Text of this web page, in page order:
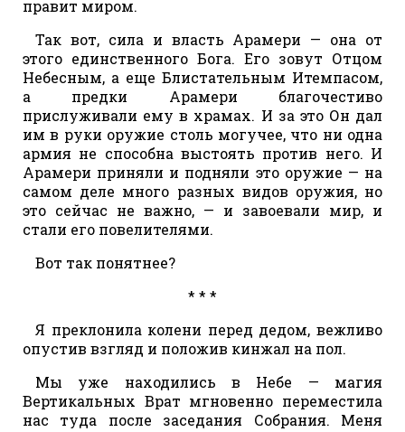
правит миром.
Так вот, сила и власть Арамери — она от
этого единственного Бога. Его зовут Отцом
Небесным, а еще Блистательным Итемпасом,
а предки Арамери благочестиво
прислуживали ему в храмах. И за это Он дал
им в руки оружие столь могучее, что ни одна
армия не способна выстоять против него. И
Арамери приняли и подняли это оружие — на
самом деле много разных видов оружия, но
это сейчас не важно, — и завоевали мир, и
стали его повелителями.
Вот так понятнее?
* * *
Я преклонила колени перед дедом, вежливо
опустив взгляд и положив кинжал на пол.
Мы уже находились в Небе — магия
Вертикальных Врат мгновенно переместила
нас туда после заседания Собрания. Меня